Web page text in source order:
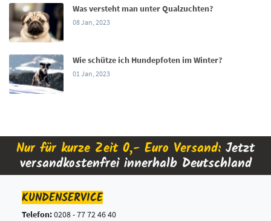
Was versteht man unter Qualzuchten?
08 Jan, 2023
Wie schütze ich Hundepfoten im Winter?
01 Jan, 2023
Nur für kurze Zeit 0,- Euro Versand: Jetzt
versandkostenfrei innerhalb Deutschland
KUNDENSERVICE
Telefon:0208 - 77 72 46 40